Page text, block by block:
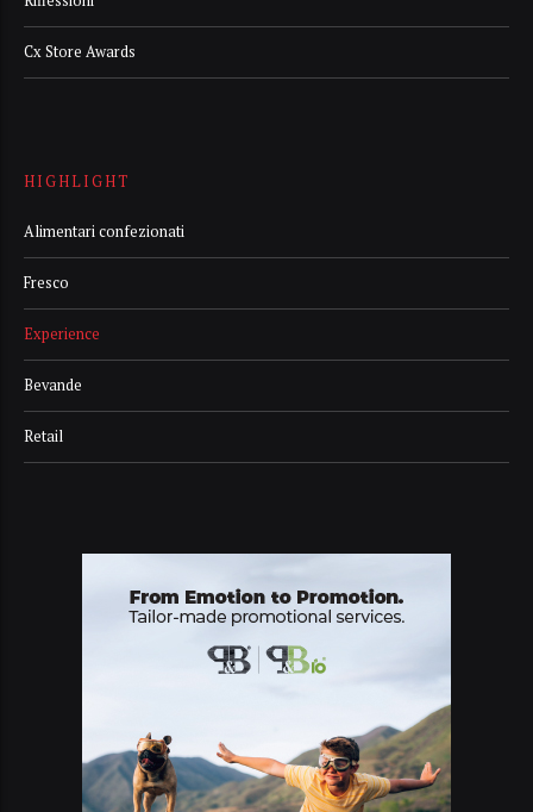
Cx Store Awards
HIGHLIGHT
Alimentari confezionati
Fresco
Experience
Bevande
Retail